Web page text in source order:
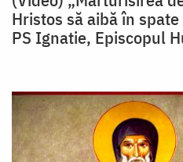
Hristos să aibă în
PS Ignatie, Episcopul